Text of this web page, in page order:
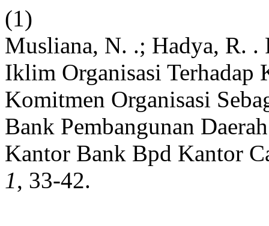
(1)
Musliana, N. .; Hadya, R. .
Iklim Organisasi Terhadap
Komitmen Organisasi
Bank Pembangunan
Kantor Bank Bpd Kantor
1, 33-42.